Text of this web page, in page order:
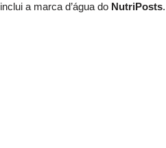
inclui a marca d’água do NutriPosts.